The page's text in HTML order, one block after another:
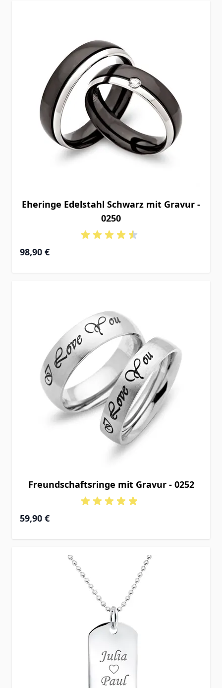
Eheringe Edelstahl Schwarz mit Gravur -
0250
98,90 €
Freundschaftsringe mit Gravur - 0252
59,90 €